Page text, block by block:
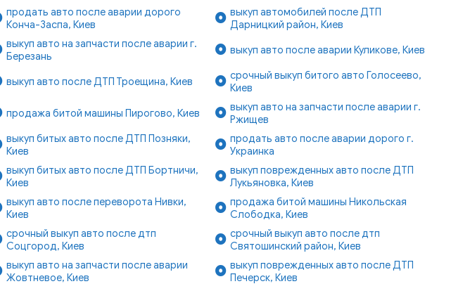
продать авто после аварии дорого
Конча-Заспа, Киев
выкуп автомобилей после ДТП
Дарницкий район, Киев
выкуп авто на запчасти после аварии г.
Березань
выкуп авто после аварии Куликове, Киев
выкуп авто после ДТП Троещина, Киев
срочный выкуп битого авто Голосеево,
Киев
продажа битой машины Пирогово, Киев
выкуп авто на запчасти после аварии г.
Ржищев
выкуп битых авто после ДТП Позняки,
Киев
продать авто после аварии дорого г.
Украинка
выкуп битых авто после ДТП Бортничи,
Киев
выкуп поврежденных авто после ДТП
Лукьяновка, Киев
выкуп авто после переворота Нивки,
Киев
продажа битой машины Никольская
Слободка, Киев
срочный выкуп авто после дтп
Соцгород, Киев
срочный выкуп авто после дтп
Святошинский район, Киев
выкуп авто на запчасти после аварии
Жовтневое, Киев
выкуп поврежденных авто после ДТП
Печерск, Киев